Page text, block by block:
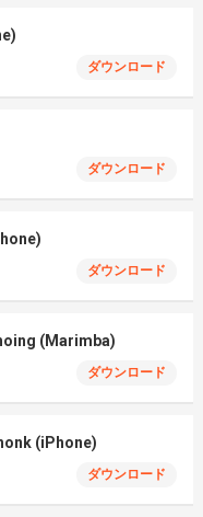
ダウンロード
ダウンロード
ダウンロード
(Marimba)
ダウンロード
(iPhone)
ダウンロード